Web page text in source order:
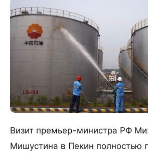
Визит премьер-министра РФ
Мишустина в Пекин полностью